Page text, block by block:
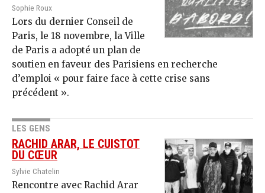
Sophie Roux
Lors du dernier Conseil de
Paris, le 18 novembre, la Ville
de Paris a adopté un plan de
soutien en faveur des Parisiens en recherche
d’emploi « pour faire face à cette crise sans
précédent ».
LES GENS
RACHID ARAR, LE CUISTOT
DU CŒUR
Sylvie Chatelin
Rencontre avec Rachid Arar